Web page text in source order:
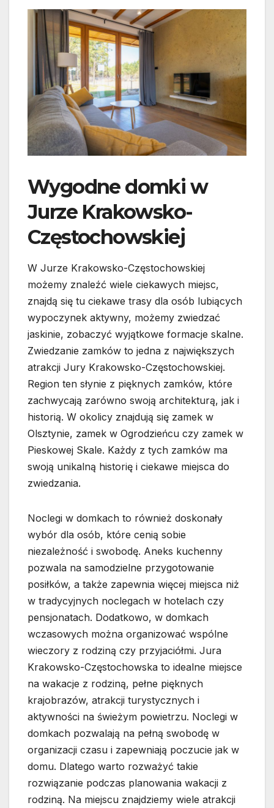
Wygodne domki w
Jurze Krakowsko-
Częstochowskiej
W Jurze Krakowsko-Częstochowskiej
możemy znaleźć wiele ciekawych miejsc,
znajdą się tu ciekawe trasy dla osób lubiących
wypoczynek aktywny, możemy zwiedzać
jaskinie, zobaczyć wyjątkowe formacje skalne.
Zwiedzanie zamków to jedna z największych
atrakcji Jury Krakowsko-Częstochowskiej.
Region ten słynie z pięknych zamków, które
zachwycają zarówno swoją architekturą, jak i
historią. W okolicy znajdują się zamek w
Olsztynie, zamek w Ogrodzieńcu czy zamek w
Pieskowej Skale. Każdy z tych zamków ma
swoją unikalną historię i ciekawe miejsca do
zwiedzania.
Noclegi w domkach to również doskonały
wybór dla osób, które cenią sobie
niezależność i swobodę. Aneks kuchenny
pozwala na samodzielne przygotowanie
posiłków, a także zapewnia więcej miejsca niż
w tradycyjnych noclegach w hotelach czy
pensjonatach. Dodatkowo, w domkach
wczasowych można organizować wspólne
wieczory z rodziną czy przyjaciółmi. Jura
Krakowsko-Częstochowska to idealne miejsce
na wakacje z rodziną, pełne pięknych
krajobrazów, atrakcji turystycznych i
aktywności na świeżym powietrzu. Noclegi w
domkach pozwalają na pełną swobodę w
organizacji czasu i zapewniają poczucie jak w
domu. Dlatego warto rozważyć takie
rozwiązanie podczas planowania wakacji z
rodziną. Na miejscu znajdziemy wiele atrakcji